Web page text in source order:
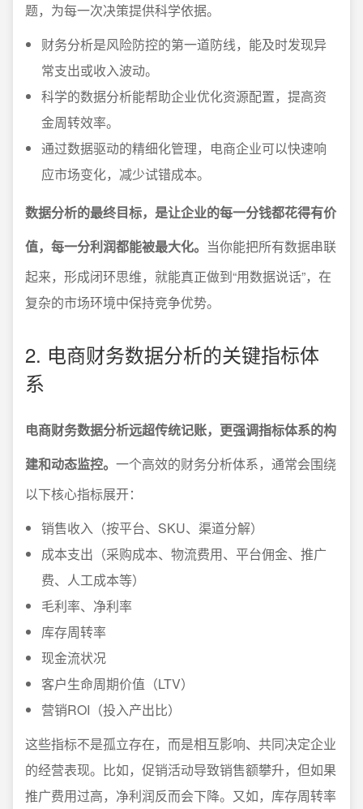
题，为每一次决策提供科学依据。
财务分析是风险防控的第一道防线，能及时发现异
常支出或收入波动。
科学的数据分析能帮助企业优化资源配置，提高资
金周转效率。
通过数据驱动的精细化管理，电商企业可以快速响
应市场变化，减少试错成本。
数据分析的最终目标，是让企业的每一分钱都花得有价
值，每一分利润都能被最大化。 当你能把所有数据串联
起来，形成闭环思维，就能真正做到“用数据说话”，在
复杂的市场环境中保持竞争优势。
2. 电商财务数据分析的关键指标体
系
电商财务数据分析远超传统记账，更强调指标体系的构
建和动态监控。 一个高效的财务分析体系，通常会围绕
以下核心指标展开：
销售收入（按平台、SKU、渠道分解）
成本支出（采购成本、物流费用、平台佣金、推广
费、人工成本等）
毛利率、净利率
库存周转率
现金流状况
客户生命周期价值（LTV）
营销ROI（投入产出比）
这些指标不是孤立存在，而是相互影响、共同决定企业
的经营表现。比如，促销活动导致销售额攀升，但如果
推广费用过高，净利润反而会下降。又如，库存周转率